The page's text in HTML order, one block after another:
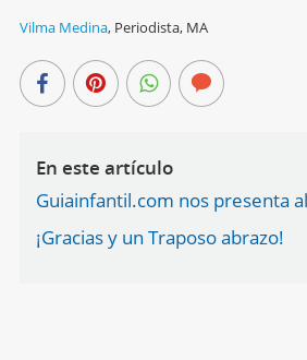
Vilma Medina, Periodista, MA
En este artículo
Guiainfantil.com nos presenta
¡Gracias y un Traposo abrazo!